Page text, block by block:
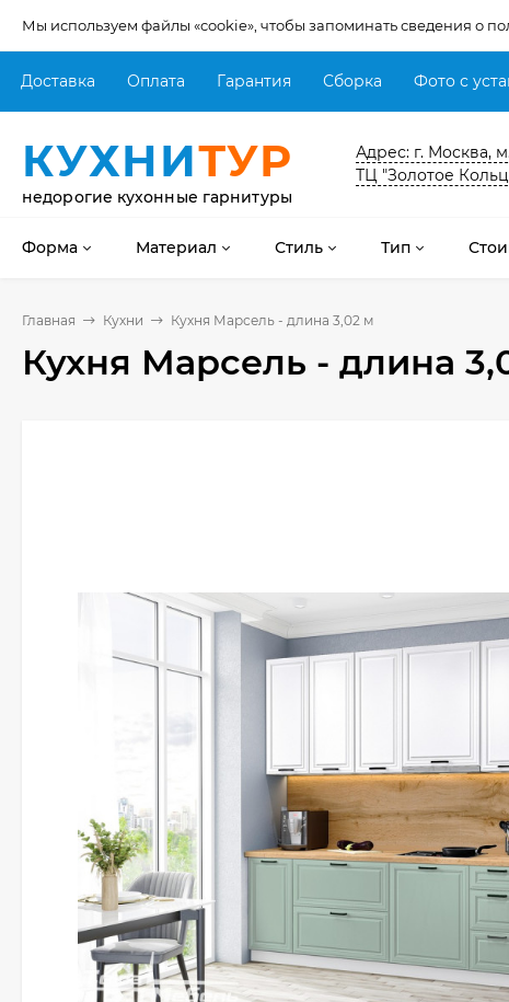
Мы используем файлы «cookie», чтобы запоминать сведения о
Доставка Оплата Гарантия Сборка Фото с
КУХНИТУР
недорогие кухонные гарнитуры
Адрес: г. Москва,
ТЦ "Золотое
Форма Материал Стиль Тип
Главная Кухни Кухня Марсель - длина 3,02 м
Кухня Марсель - длина